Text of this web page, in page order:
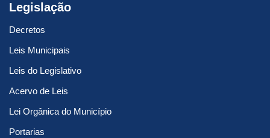
Legislação
Decretos
Leis Municipais
Leis do Legislativo
Acervo de Leis
Lei Orgânica do Município
Portarias